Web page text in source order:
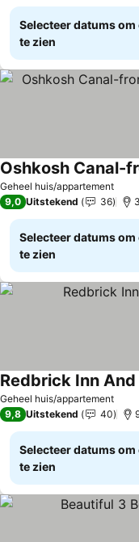
Selecteer datums
te zien
Geheel huis/appartement
9,0 Uitstekend 36
Selecteer datums
te zien
Geheel huis/appartement
Redbrick Inn
9,8 Uitstekend 40
Selecteer datums
te zien